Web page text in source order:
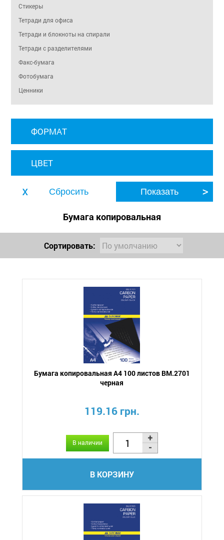
Стикеры
Тетради для офиса
Тетради и блокноты на спирали
Тетради с разделителями
Факс-бумага
Фотобумага
Ценники
ФОРМАТ
ЦВЕТ
Бумага копировальная
Сортировать:
Бумага копировальная А4 100 листов BM.2701
черная
119.16 грн.
В наличии
В КОРЗИНУ